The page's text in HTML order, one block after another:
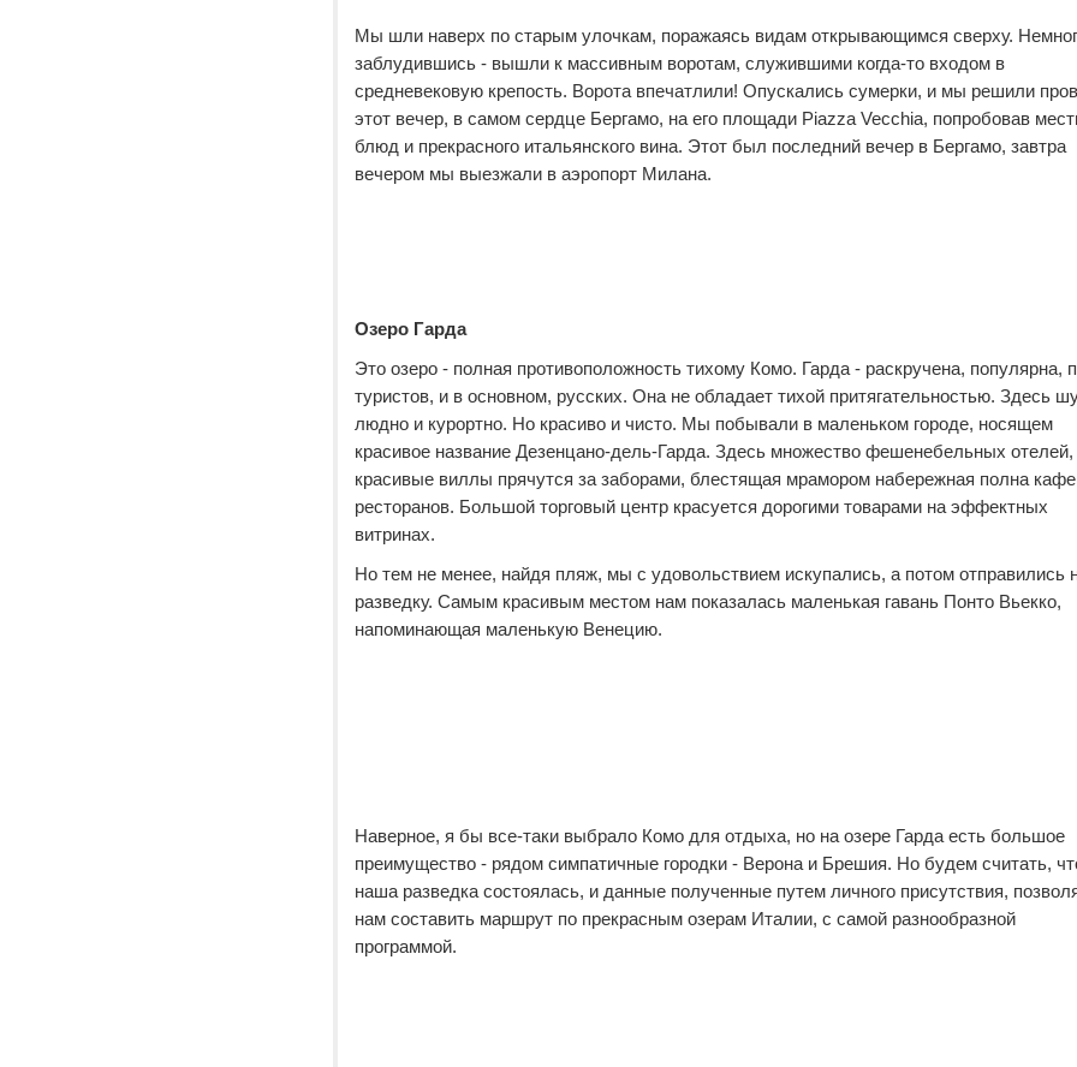
0 0
Мы шли наверх по старым улочкам, поражаясь видам открывающимся сверху.
заблудившись - вышли к массивным воротам, служившими когда-то входом в
средневековую крепость. Ворота впечатлили! Опускались сумерки, и мы решили
этот вечер, в самом сердце Бергамо, на его площади Piazza Vecchia, попробовав
блюд и прекрасного итальянского вина. Этот был последний вечер в Бергамо, завтра
вечером мы выезжали в аэропорт Милана.
Озеро Гарда
Это озеро - полная противоположность тихому Комо. Гарда - раскручена, популярна,
туристов, и в основном, русских. Она не обладает тихой притягательностью. Здесь
людно и курортно. Но красиво и чисто. Мы побывали в маленьком городе, носящем
красивое название Дезенцано-дель-Гарда. Здесь множество фешенебельных отелей,
красивые виллы прячутся за заборами, блестящая мрамором набережная полна
ресторанов. Большой торговый центр красуется дорогими товарами на эффектных
витринах.
Но тем не менее, найдя пляж, мы с удовольствием искупались, а потом отправились
разведку. Самым красивым местом нам показалась маленькая гавань Понто Вьекко,
напоминающая маленькую Венецию.
1 0
Наверное, я бы все-таки выбрало Комо для отдыха, но на озере Гарда есть большое
преимущество - рядом симпатичные городки - Верона и Брешия. Но будем считать,
наша разведка состоялась, и данные полученные путем личного присутствия,
нам составить маршрут по прекрасным озерам Италии, с самой разнообразной
программой.